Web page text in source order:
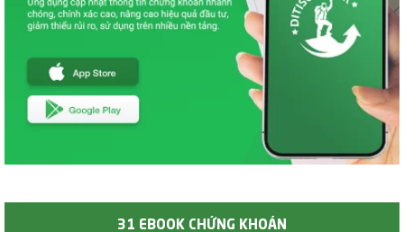
31 EBOOK CHỨNG KHOÁN